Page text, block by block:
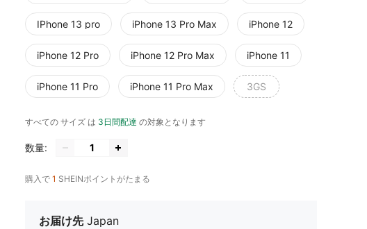
IPhone 13 pro iPhone 13 Pro Max iPhone 12
iPhone 12 Pro iPhone 12 Pro Max iPhone 11
iPhone 11 Pro iPhone 11 Pro Max 3GS
すべての サイズ は 3日間配達 の対象となります
数量:
購入で 1 SHEINポイントがたまる
お届け先 Japan